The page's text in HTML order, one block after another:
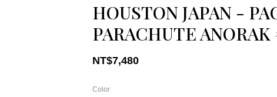
HOUSTON JAPAN -
PARACHUTE ANORAK
NT$7,480
Color